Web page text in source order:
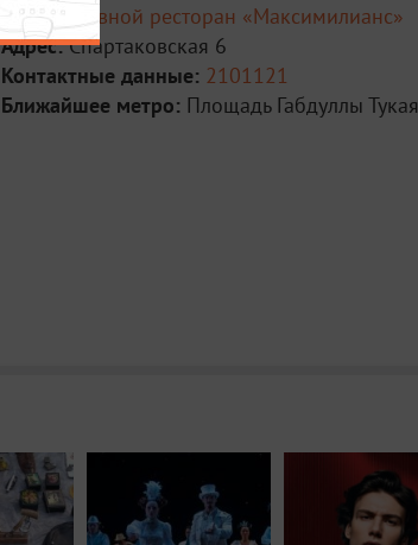
Место:
Пивной ресторан «Максимилианс»
Адрес:Спартаковская 6
Контактные данные: 2101121
Ближайшее метро: Площадь Габдуллы Тукая